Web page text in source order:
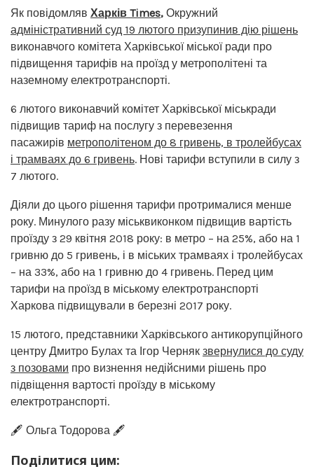
Як повідомляв Харків Times, Окружний
адміністративний суд 19 лютого призупинив дію рішень
виконавчого комітета Харківської міської ради про
підвищення тарифів на проїзд у метрополітені та
наземному електротранспорті.
6 лютого виконавчий комітет Харківської міськради
підвищив тариф на послугу з перевезення
пасажирів метрополітеном до 8 гривень, в тролейбусах
і трамваях до 6 гривень. Нові тарифи вступили в силу з
7 лютого.
Діяли до цього рішення тарифи протрималися менше
року. Минулого разу міськвиконком підвищив вартість
проїзду з 29 квітня 2018 року: в метро – на 25%, або на 1
гривню до 5 гривень, і в міських трамваях і тролейбусах
– на 33%, або на 1 гривню до 4 гривень. Перед цим
тарифи на проїзд в міському електротранспорті
Харкова підвищували в березні 2017 року.
15 лютого, представники Харківського антикорупційного
центру Дмитро Булах та Ігор Черняк звернулися до суду
з позовами про визнення недійсними рішень про
підвіщення вартості проїзду в міському
електротранспорті.
🖋️ Ольга Тодорова 🖋️
Поділитися цим: